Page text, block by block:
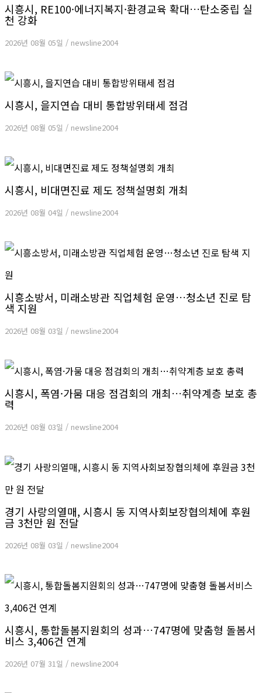
시흥시, RE100·에너지복지·환경교육 확대…탄소중립 실
천 강화
2026년 08월 05일 / newsline2004
시흥시, 을지연습 대비 통합방위태세 점검
2026년 08월 05일 / newsline2004
시흥시, 비대면진료 제도 정책설명회 개최
2026년 08월 04일 / newsline2004
시흥소방서, 미래소방관 직업체험 운영…청소년 진로 탐
색 지원
2026년 08월 03일 / newsline2004
시흥시, 폭염·가뭄 대응 점검회의 개최…취약계층 보호 총
력
2026년 08월 03일 / newsline2004
경기 사랑의열매, 시흥시 동 지역사회보장협의체에 후원
금 3천만 원 전달
2026년 08월 03일 / newsline2004
시흥시, 통합돌봄지원회의 성과…747명에 맞춤형 돌봄서
비스 3,406건 연계
2026년 07월 31일 / newsline2004